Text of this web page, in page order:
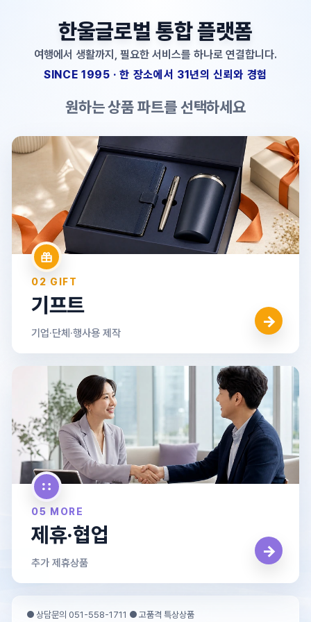
한울글로벌 통합 플랫폼
여행에서 생활까지, 필요한 서비스를 하나로 연결합니다.
SINCE 1995 · 한 장소에서 31년의 신뢰와 경험
원하는 상품 파트를 선택하세요
여행
국내·해외·크루즈·단체여행·자유여행·항공권
→
02 GIFT
기프트
기업·단체·행사용 제작
→
05 MORE
제휴·협업
추가 제휴상품
→
● 상담문의 051-558-1711 ● 고품격 특상상품